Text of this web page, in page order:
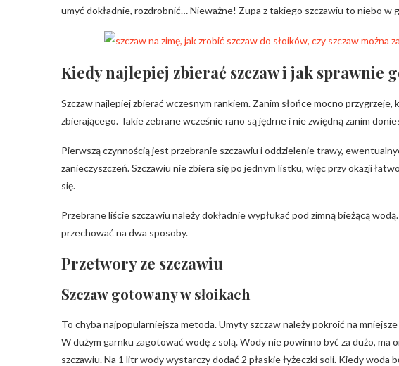
umyć dokładnie, rozdrobnić… Nieważne! Zupa z takiego szczawiu to niebo w
Kiedy najlepiej zbierać szczaw i jak sprawnie
Szczaw najlepiej zbierać wczesnym rankiem. Zanim słońce mocno przygrzeje,
zbierającego. Takie zebrane wcześnie rano są jędrne i nie zwiędną zanim
Pierwszą czynnością jest przebranie szczawiu i oddzielenie trawy,
zanieczyszczeń. Szczawiu nie zbiera się po jednym listku, więc przy okazji
się.
Przebrane liście szczawiu należy dokładnie wypłukać pod zimną bieżącą
przechować na dwa sposoby.
Przetwory ze szczawiu
Szczaw gotowany w słoikach
To chyba najpopularniejsza metoda. Umyty szczaw należy pokroić na
W dużym garnku zagotować wodę z solą. Wody nie powinno być za dużo, ma
szczawiu. Na 1 litr wody wystarczy dodać 2 płaskie łyżeczki soli. Kiedy woda